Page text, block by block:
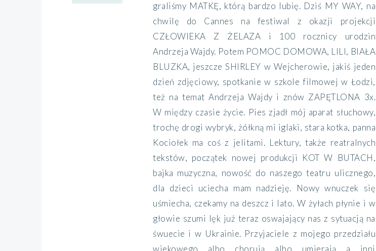
graliśmy MATKĘ, którą bardzo lubię. Dziś MY WAY, na
chwilę do Cannes na festiwal z okazji projekcji
CZŁOWIEKA Z ŻELAZA i 100 rocznicy urodzin
Andrzeja Wajdy. Potem POMOC DOMOWA, LILI, BIAŁA
BLUZKA, jeszcze SHIRLEY w Wejcherowie, jakiś jeden
dzień zdjęciowy, spotkanie w szkole filmowej w Łodzi,
też na temat Andrzeja Wajdy i znów ZAPĘTLONA 3x.
W między czasie życie. Pies zjadł mój aparat słuchowy,
trochę drogi wybryk, żółkną mi iglaki, stara kotka, panna
Kociołek ma coś z jelitami. Lektury, także reatralnych
tekstów, początek nowej produkcji KOT W BUTACH,
bajka muzyczna, nowość do naszego teatru ulicznego,
dla dzieci uciecha mam nadzieję. Nowy wnuczek się
uśmiecha, czekamy na deszcz i lato. W żyłach płynie i w
głowie szumi lęk już teraz oswajający nas z sytuacją na
śwuecie i w Ukrainie. Przyjaciele z mojego przedziału
wiekowego albo chorują albo umierają a inni